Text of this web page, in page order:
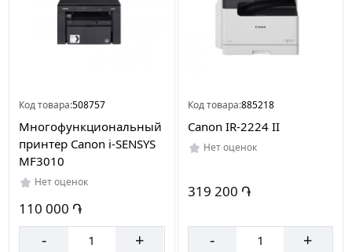
Код товара:508757
Многофункциональный
принтер Canon i-SENSYS
MF3010
Нет оценок
110 000 ֏
- +
Код товара:885218
Canon IR-2224 II
Нет оценок
319 200 ֏
- +